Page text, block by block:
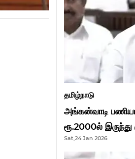
தமிழ்நாடு
அங்கன்வாடி
ரூ.2000ல்
முதல்வர்
Sat,24 Jan 2026